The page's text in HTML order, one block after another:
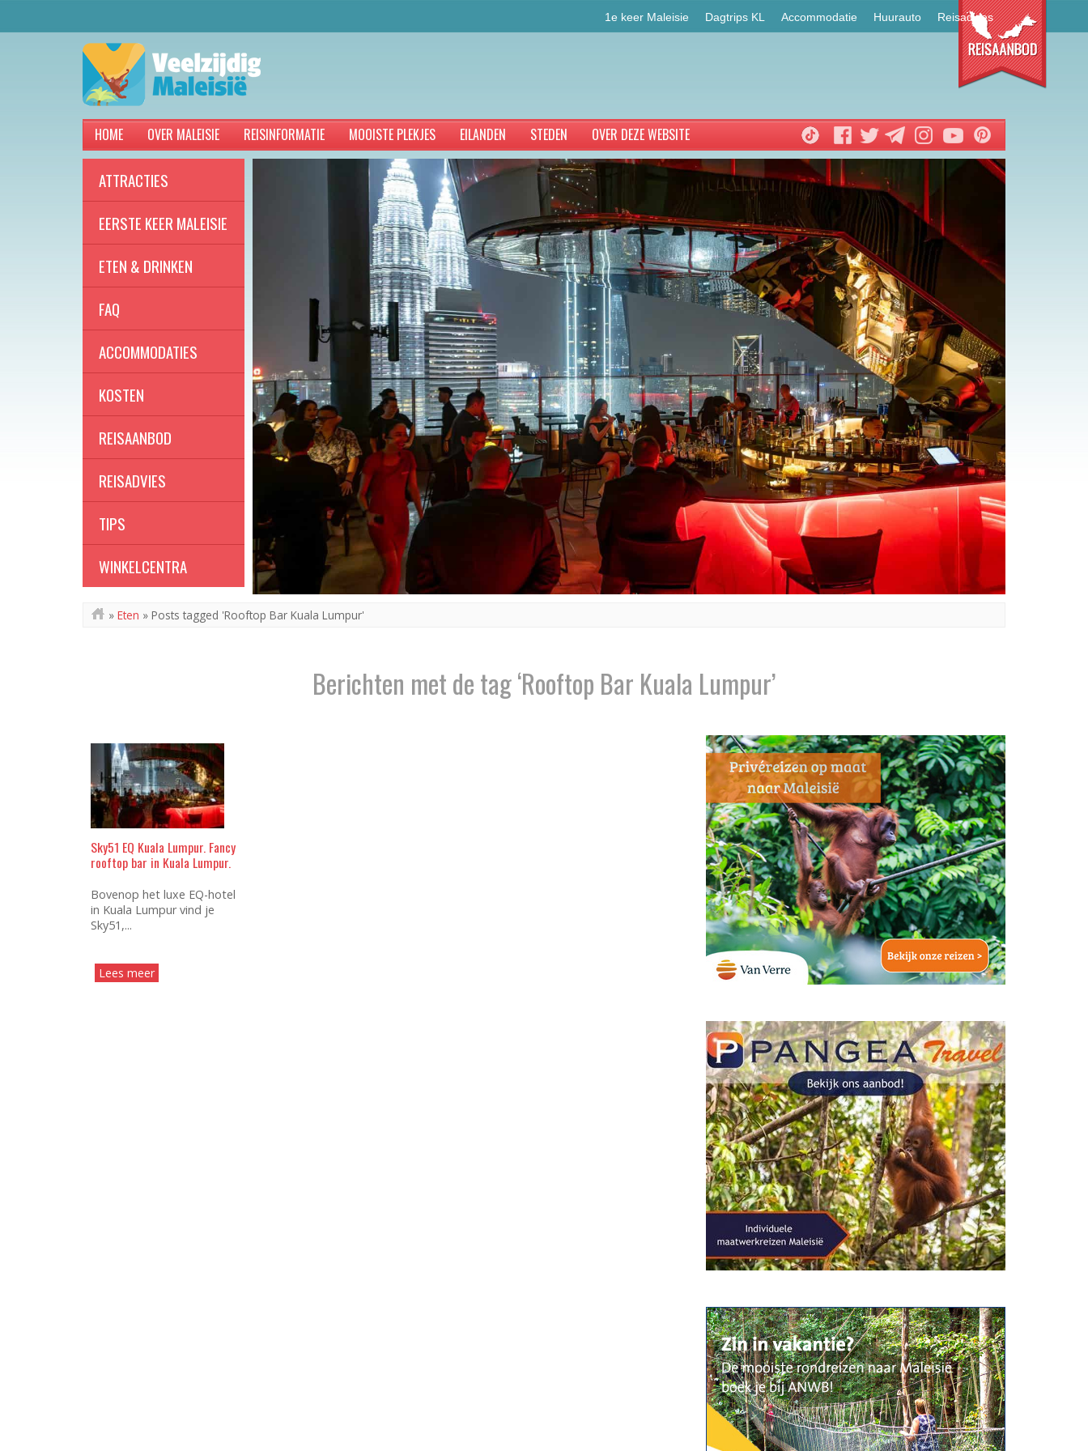
1e keer Maleisie Dagtrips KL Accommodatie Huurauto Reisadvies
HOME OVER MALEISIE REISINFORMATIE MOOISTE PLEKJES EILANDEN STEDEN OVER DEZE WEBSITE
ATTRACTIES
EERSTE KEER MALEISIE
ETEN & DRINKEN
FAQ
ACCOMMODATIES
KOSTEN
REISAANBOD
REISADVIES
TIPS
WINKELCENTRA
» Eten » Posts tagged 'Rooftop Bar Kuala Lumpur'
Berichten met de tag ‘Rooftop Bar Kuala Lumpur’
Sky51 EQ Kuala Lumpur. Fancy
rooftop bar in Kuala Lumpur.
Bovenop het luxe EQ-hotel
in Kuala Lumpur vind je
Sky51,...
Lees meer